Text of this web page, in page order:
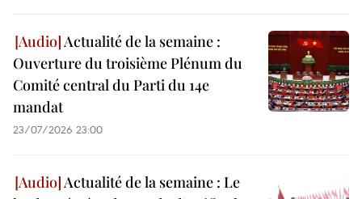
Actualité de la semaine :
Ouverture du troisième Plénum du
Comité central du Parti du 14e
mandat
23/07/2026 23:00
Actualité de la semaine : Le